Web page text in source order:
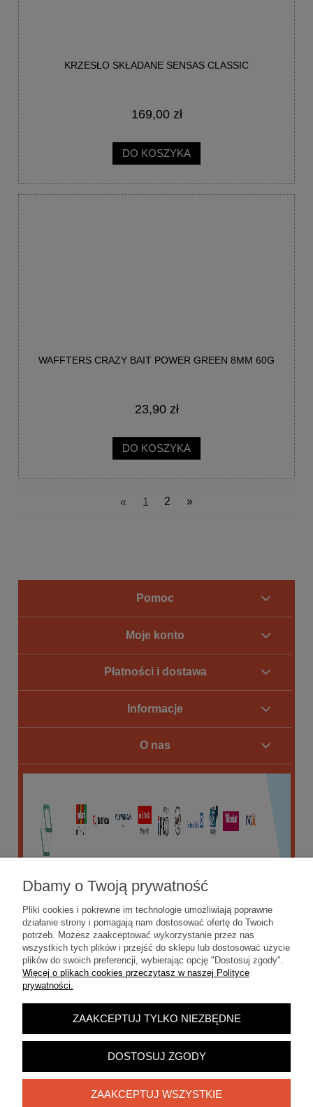
KRZESŁO SKŁADANE SENSAS CLASSIC
169,00 zł
DO KOSZYKA
WAFFTERS CRAZY BAIT POWER GREEN 8MM 60G
23,90 zł
DO KOSZYKA
« 1 2 »
Pomoc
Moje konto
Płatności i dostawa
Informacje
O nas
POKAŻ PEŁNĄ WERSJĘ STRONY
Sklep internetowy Shoper.pl
Dbamy o Twoją prywatność
Pliki cookies i pokrewne im technologie umożliwiają poprawne
działanie strony i pomagają nam dostosować ofertę do Twoich
potrzeb. Możesz zaakceptować wykorzystanie przez nas
wszystkich tych plików i przejść do sklepu lub dostosować użycie
plików do swoich preferencji, wybierając opcję "Dostosuj zgody".
Więcej o plikach cookies przeczytasz w naszej Polityce
prywatności.
ZAAKCEPTUJ TYLKO NIEZBĘDNE
DOSTOSUJ ZGODY
ZAAKCEPTUJ WSZYSTKIE